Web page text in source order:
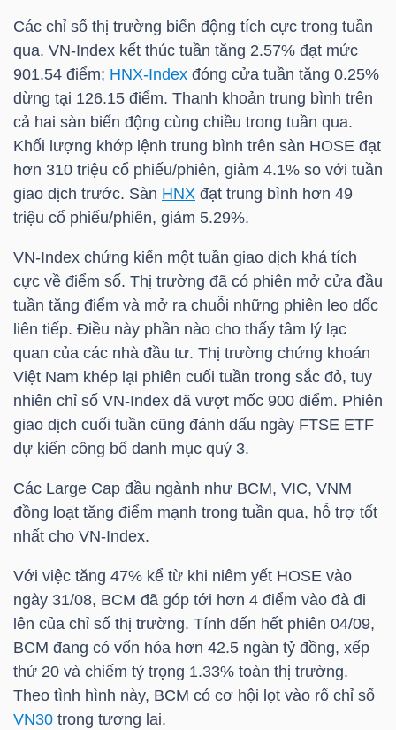
Các chỉ số thị trường biến động tích cực trong tuần
qua. VN-Index kết thúc tuần tăng 2.57% đạt mức
901.54 điểm; HNX-Index đóng cửa tuần tăng 0.25%
dừng tại 126.15 điểm. Thanh khoản trung bình trên
cả hai sàn biến động cùng chiều trong tuần qua.
Khối lượng khớp lệnh trung bình trên sàn HOSE đạt
hơn 310 triệu cổ phiếu/phiên, giảm 4.1% so với tuần
giao dịch trước. Sàn HNX đạt trung bình hơn 49
triệu cổ phiếu/phiên, giảm 5.29%.
VN-Index chứng kiến một tuần giao dịch khá tích
cực về điểm số. Thị trường đã có phiên mở cửa đầu
tuần tăng điểm và mở ra chuỗi những phiên leo dốc
liên tiếp. Điều này phần nào cho thấy tâm lý lạc
quan của các nhà đầu tư. Thị trường chứng khoán
Việt Nam khép lại phiên cuối tuần trong sắc đỏ, tuy
nhiên chỉ số VN-Index đã vượt mốc 900 điểm. Phiên
giao dịch cuối tuần cũng đánh dấu ngày FTSE ETF
dự kiến công bố danh mục quý 3.
Các Large Cap đầu ngành như BCM, VIC, VNM
đồng loạt tăng điểm mạnh trong tuần qua, hỗ trợ tốt
nhất cho VN-Index.
Với việc tăng 47% kể từ khi niêm yết HOSE vào
ngày 31/08, BCM đã góp tới hơn 4 điểm vào đà đi
lên của chỉ số thị trường. Tính đến hết phiên 04/09,
BCM đang có vốn hóa hơn 42.5 ngàn tỷ đồng, xếp
thứ 20 và chiếm tỷ trọng 1.33% toàn thị trường.
Theo tình hình này, BCM có cơ hội lọt vào rổ chỉ số
VN30 trong tương lai.
TÀI
CHÍNH
HÓA
KINH
TẾ
THẾ
GIỚI
ĐÔNG
DƯƠNG
TÀI
CHÍNH